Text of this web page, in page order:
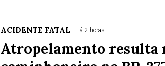
ACIDENTE FATAL Há 2 horas
Atropelamento resulta